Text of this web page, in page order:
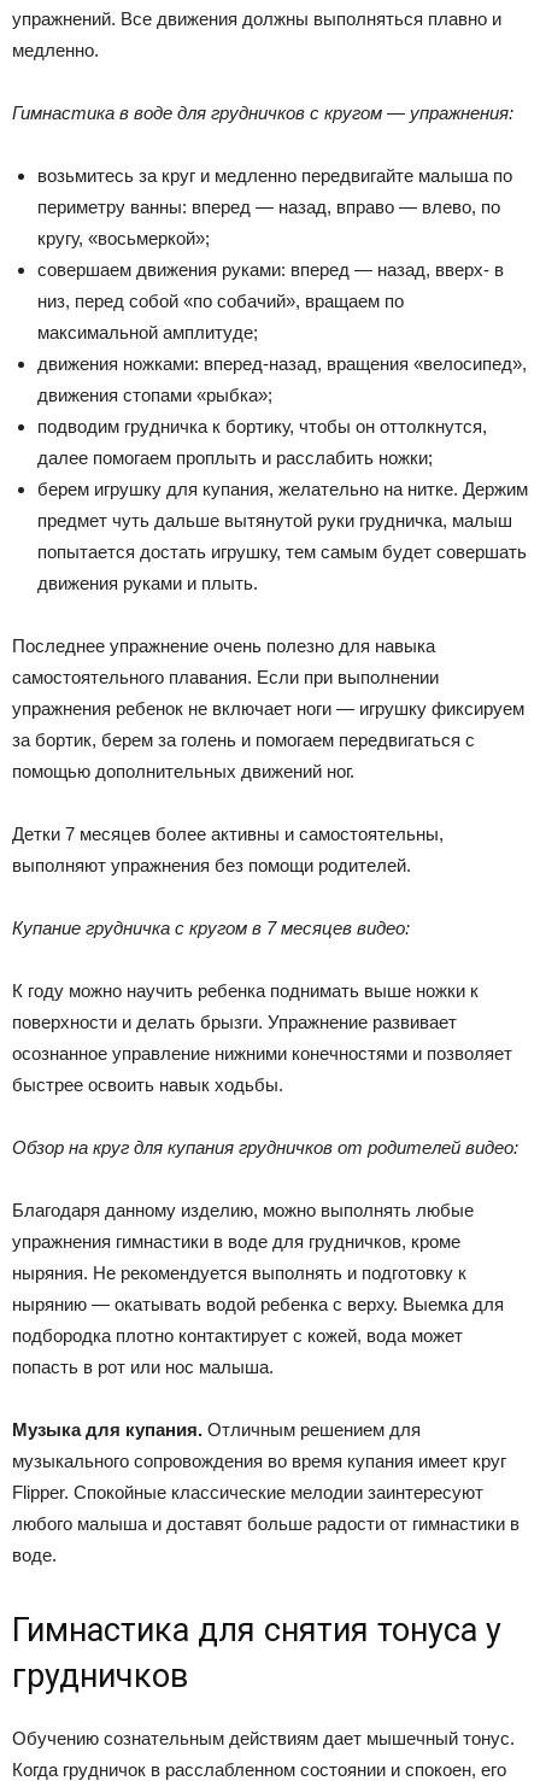
упражнений. Все движения должны выполняться плавно и
медленно.
Гимнастика в воде для грудничков с кругом — упражнения:
возьмитесь за круг и медленно передвигайте малыша по
периметру ванны: вперед — назад, вправо — влево, по
кругу, «восьмеркой»;
совершаем движения руками: вперед — назад, вверх- в
низ, перед собой «по собачий», вращаем по
максимальной амплитуде;
движения ножками: вперед-назад, вращения «велосипед»,
движения стопами «рыбка»;
подводим грудничка к бортику, чтобы он оттолкнутся,
далее помогаем проплыть и расслабить ножки;
берем игрушку для купания, желательно на нитке. Держим
предмет чуть дальше вытянутой руки грудничка, малыш
попытается достать игрушку, тем самым будет совершать
движения руками и плыть.
Последнее упражнение очень полезно для навыка
самостоятельного плавания. Если при выполнении
упражнения ребенок не включает ноги — игрушку фиксируем
за бортик, берем за голень и помогаем передвигаться с
помощью дополнительных движений ног.
Детки 7 месяцев более активны и самостоятельны,
выполняют упражнения без помощи родителей.
Купание грудничка с кругом в 7 месяцев видео:
К году можно научить ребенка поднимать выше ножки к
поверхности и делать брызги. Упражнение развивает
осознанное управление нижними конечностями и позволяет
быстрее освоить навык ходьбы.
Обзор на круг для купания грудничков от родителей видео:
Благодаря данному изделию, можно выполнять любые
упражнения гимнастики в воде для грудничков, кроме
ныряния. Не рекомендуется выполнять и подготовку к
нырянию — окатывать водой ребенка с верху. Выемка для
подбородка плотно контактирует с кожей, вода может
попасть в рот или нос малыша.
Музыка для купания. Отличным решением для
музыкального сопровождения во время купания имеет круг
Flipper. Спокойные классические мелодии заинтересуют
любого малыша и доставят больше радости от гимнастики в
воде.
Гимнастика для снятия тонуса у
грудничков
Обучению сознательным действиям дает мышечный тонус.
Когда грудничок в расслабленном состоянии и спокоен, его